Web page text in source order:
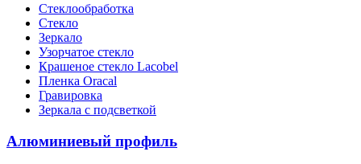
Стеклообработка
Стекло
Зеркало
Узорчатое стекло
Крашеное стекло Lacobel
Пленка Oracal
Гравировка
Зеркала с подсветкой
Алюминиевый профиль